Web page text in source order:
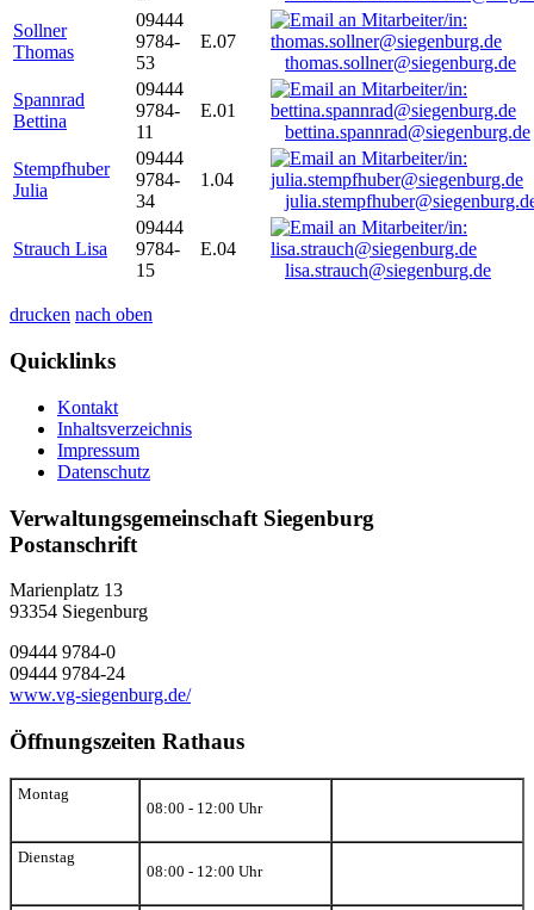
Sollner
Thomas
09444
9784-
53
E.07
thomas.sollner@siegenburg.de
Spannrad
Bettina
09444
9784-
11
E.01
bettina.spannrad@siegenburg.de
Stempfhuber
Julia
09444
9784-
34
1.04
Strauch Lisa
09444
9784-
15
E.04
lisa.strauch@siegenburg.de
drucken nach oben
Quicklinks
Kontakt
Inhaltsverzeichnis
Impressum
Datenschutz
Verwaltungsgemeinschaft Siegenburg
Postanschrift
Marienplatz 13
93354 Siegenburg
09444 9784-0
09444 9784-24
www.vg-siegenburg.de/
Öffnungszeiten Rathaus
Montag
08:00 - 12:00 Uhr
Dienstag
08:00 - 12:00 Uhr